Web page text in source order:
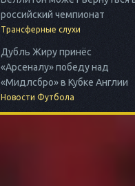
российский чемпионат
Трансферные слухи
Дубль Жиру принёс
«Арсеналу» победу над
«Мидлсбро» в Кубке Англии
Новости Футбола